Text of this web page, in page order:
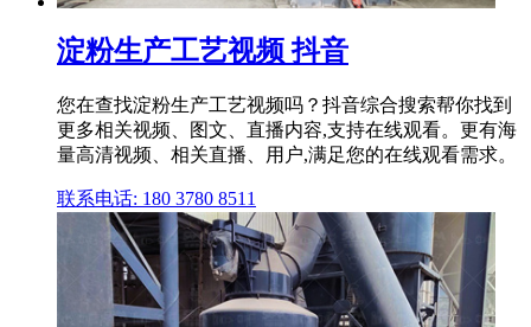
淀粉生产工艺视频 抖音
您在查找淀粉生产工艺视频吗？抖音综合搜索帮你找到
更多相关视频、图文、直播内容,支持在线观看。更有海
量高清视频、相关直播、用户,满足您的在线观看需求。
联系电话: 180 3780 8511